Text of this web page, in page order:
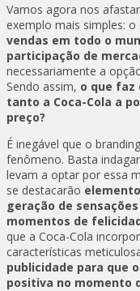
Vamos agora nos
exemplo mais simples: o
vendas em todo o
participação de
necessariamente a
Sendo assim, o que faz
tanto a Coca-Cola a
preço?
É inegável que o
fenômeno. Basta
levam a optar por essa
se destacarão
geração de
momentos de
que a Coca-Cola
características
publicidade para que
positiva no momento